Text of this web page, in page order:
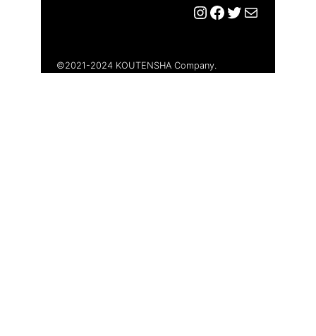
Instagram
Facebook
Twitter
メール
©︎2021-2024 KOUTENSHA Company.